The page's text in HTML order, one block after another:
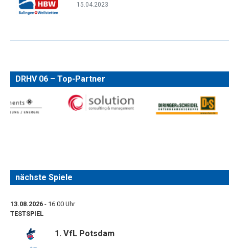
15.04.2023
DRHV 06 – Top-Partner
nächste Spiele
13.08.2026 - 16:00 Uhr
TESTSPIEL
1. VfL Potsdam